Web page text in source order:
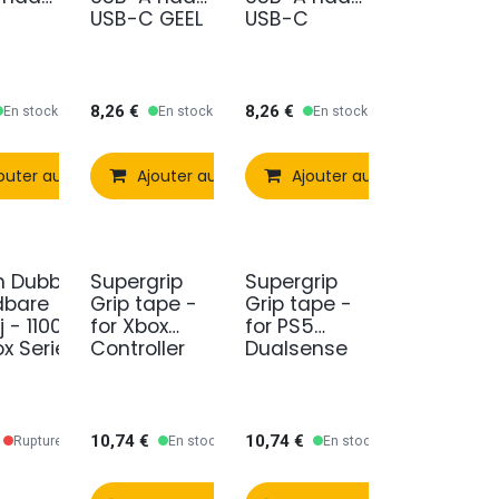
Comparer Ajouter à la liste de souhaits
En stock
au panier Comparer Ajouter à la liste de
USB-C GEEL
8,26 € En stock
Ajouter au panier Comparer
USB-C
8,26 € En stock
Ajouter au panier
1100 mAh
Series X &
Rupture de stock
Supergrip
Grip tape -
for Xbox
Controller
10,74€ En stock
Supergrip
Grip tape -
for PS5
Dualsense
10,74€ En stock